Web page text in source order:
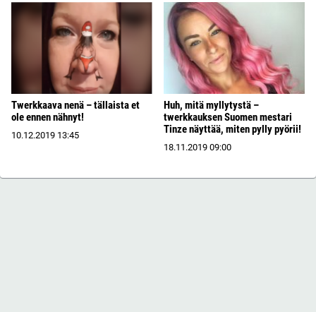
Twerkkaava nenä – tällaista et
ole ennen nähnyt!
10.12.2019 13:45
Huh, mitä myllytystä –
twerkkauksen Suomen mestari
Tinze näyttää, miten pylly pyörii!
18.11.2019 09:00